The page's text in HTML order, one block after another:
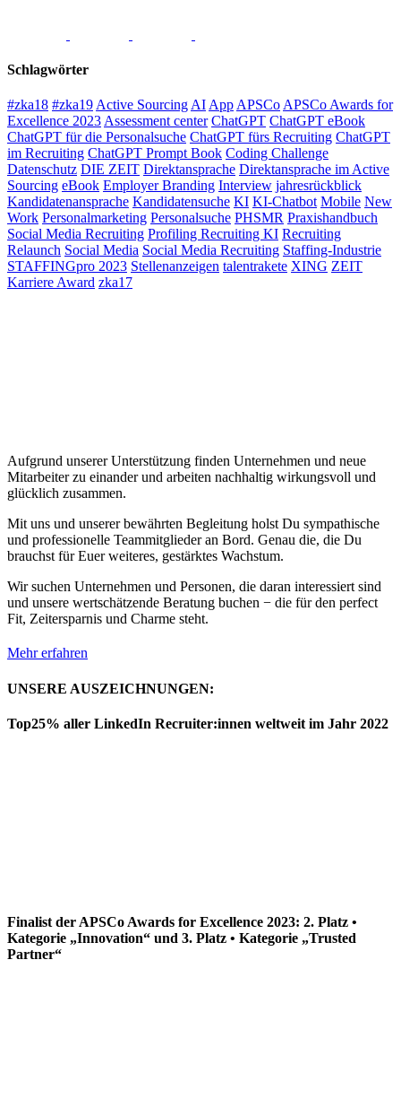
Schlagwörter
#zka18 #zka19 Active Sourcing AI App APSCo APSCo Awards for
Excellence 2023 Assessment center ChatGPT ChatGPT eBook
ChatGPT für die Personalsuche ChatGPT fürs Recruiting ChatGPT
im Recruiting ChatGPT Prompt Book Coding Challenge
Datenschutz DIE ZEIT Direktansprache Direktansprache im Active
Sourcing eBook Employer Branding Interview jahresrückblick
Kandidatenansprache Kandidatensuche KI KI-Chatbot Mobile New
Work Personalmarketing Personalsuche PHSMR Praxishandbuch
Social Media Recruiting Profiling Recruiting KI Recruiting
Relaunch Social Media Social Media Recruiting Staffing-Industrie
STAFFINGpro 2023 Stellenanzeigen talentrakete XING ZEIT
Karriere Award zka17
Aufgrund unserer Unterstützung finden Unternehmen und neue
Mitarbeiter zu einander und arbeiten nachhaltig wirkungsvoll und
glücklich zusammen.
Mit uns und unserer bewährten Begleitung holst Du sympathische
und professionelle Teammitglieder an Bord. Genau die, die Du
brauchst für Euer weiteres, gestärktes Wachstum.
Wir suchen Unternehmen und Personen, die daran interessiert sind
und unsere wertschätzende Beratung buchen − die für den perfect
Fit, Zeitersparnis und Charme steht.
Mehr erfahren
UNSERE AUSZEICHNUNGEN:
Top25% aller LinkedIn Recruiter:innen weltweit im Jahr 2022
Finalist der APSCo Awards for Excellence 2023: 2. Platz •
Kategorie „Innovation“ und 3. Platz • Kategorie „Trusted
Partner“